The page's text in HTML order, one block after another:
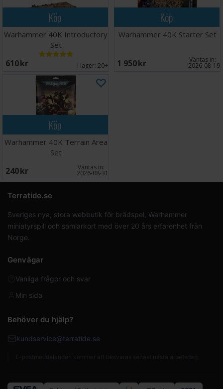
Köp
Warhammer 40K Introductory
Set
610 SEK I lager: 20+
Köp
Warhammer 40K Starter Set
1 950 SEK Väntas in:
2026-08-19
Köp
Warhammer 40K Terrain Area
Set
240 SEK Väntas in:
2026-08-31
Terratide.se
Sveriges nya, stora webbutik för brädspel, Warhammer
miniatyrspill och samlarkort med över 20 års erfarenhet från
Norge.
Genvägar
Vanliga frågor och svar
Min sida
Behöver du hjälp?
kundservice@terratide.se